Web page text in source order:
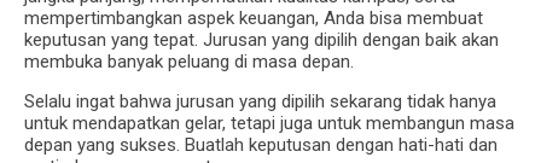
mempertimbangkan aspek keuangan, Anda bisa membuat
keputusan yang tepat. Jurusan yang dipilih dengan baik akan
membuka banyak peluang di masa depan.
Selalu ingat bahwa jurusan yang dipilih sekarang tidak hanya
untuk mendapatkan gelar, tetapi juga untuk membangun masa
depan yang sukses. Buatlah keputusan dengan hati-hati dan